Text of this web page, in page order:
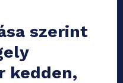
szerint
kedden,